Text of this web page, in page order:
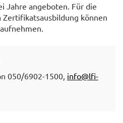
Jahre angeboten. Für die
Zertifikatsausbildung können
050/6902-1500, info@lfi-